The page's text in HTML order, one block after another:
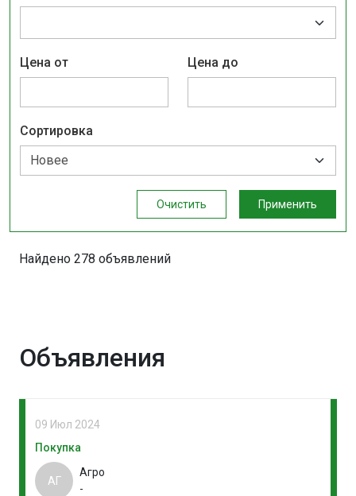
Цена от Цена до
Сортировка
Очистить Применить
Найдено 278 объявлений
Объявления
09 Июл 2024
Покупка
АГ
Агро
-